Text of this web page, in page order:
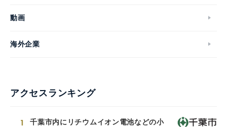
動画
海外企業
アクセスランキング
1
千葉市内にリチウムイオン電池などの小